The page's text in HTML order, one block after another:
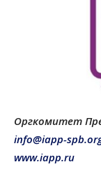
Оргкомитет
info@iapp-
www.iapp.ru